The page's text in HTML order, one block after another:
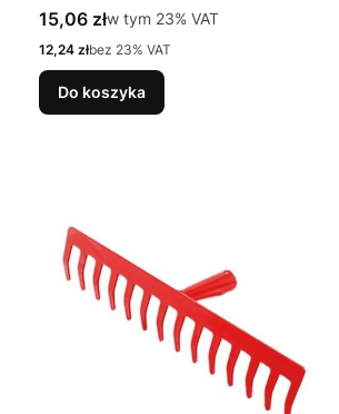
Cena brutto
15,06 złw tym %s VAT
w tym 23% VAT
Cena netto
12,24 złbez 23% VAT
Do koszyka